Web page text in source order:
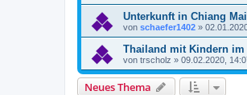
Unterkunft in Chiang Mai
von schaefer1402 »
Thailand mit Kindern
von trscholz » 09.02.2020,
Neues Thema